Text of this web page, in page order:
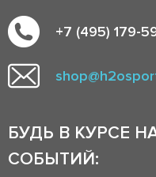
+7 (495) 179-
БУДЬ В КУРСЕ
СОБЫТИЙ: